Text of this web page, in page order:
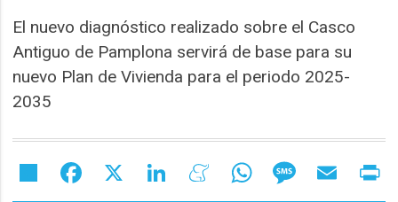
El nuevo diagnóstico realizado sobre el Casco
Antiguo de Pamplona servirá de base para su
nuevo Plan de Vivienda para el periodo 2025-
2035
Share Facebook LinkedIn MeneameWhatsAppMessageEmail